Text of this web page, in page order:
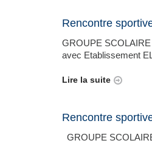
Rencontre
GROUPE SCOLAIRE
avec Etablissement
Lire la suite
Rencontre
GROUPE